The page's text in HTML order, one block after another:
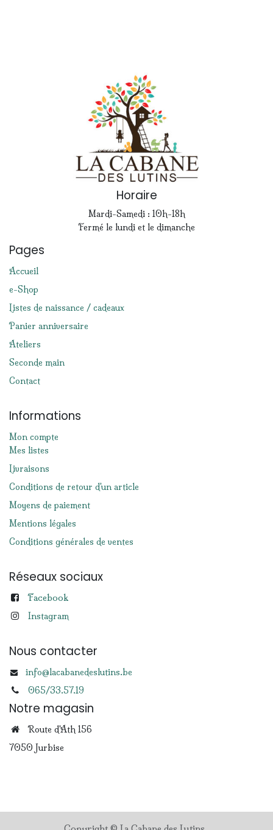
Horaire
Mardi-Samedi : 10h-18h
Fermé le lundi et le dimanche
Pages
Accueil
e-Shop
Listes de naissance / cadeaux
Panier anniversaire
Ateliers
Seconde main
Contact
Informations
Mon compte
Mes listes
Livraisons
Conditions de retour d'un article
Moyens de paiement
Mentions légales
Conditions générales de ventes
Réseaux sociaux
Facebook
Instagram
Nous contacter
info@lacabanedeslutins.be
065/33.57.19
Notre magasin
Route d'Ath 156
7050 Jurbise